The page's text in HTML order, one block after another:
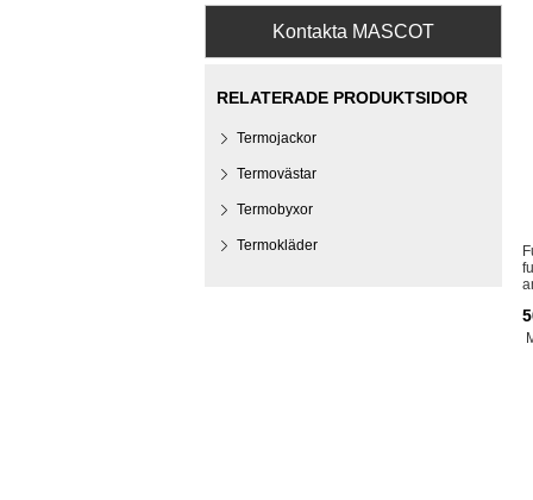
Kontakta MASCOT
RELATERADE PRODUKTSIDOR
Termojackor
Termovästar
Termobyxor
Termokläder